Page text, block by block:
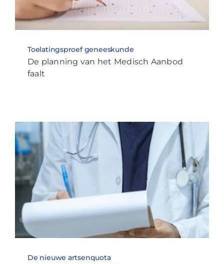
Toelatingsproef geneeskunde
De planning van het Medisch Aanbod
faalt
De nieuwe artsenquota